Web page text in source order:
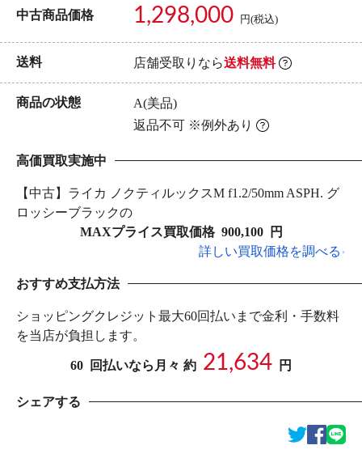
中古商品価格 1,298,000 円(税込)
送料 店舗受取りなら送料無料
商品の状態
A(美品)
返品不可 ※例外あり
高価買取実施中
【中古】ライカ ノクティルックスM f1.2/50mm ASPH. グ
ロッシーブラックの
MAXプライス買取価格 900,100
円
詳しい買取価格を調べる
おすすめ支払方法
ショッピングクレジット最大60回払いまで金利・手数料
を当店が負担します。
60 回払いなら月々 約 21,634 円
シェアする